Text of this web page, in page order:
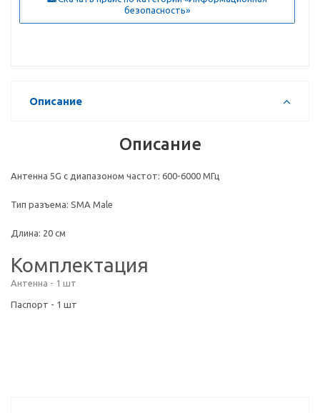
безопасность»
Описание
Описание
Антенна 5G c диапазоном частот: 600-6000 МГц
Тип разъема: SMA Male
Длина: 20 см
Комплектация
Антенна - 1 шт
Паспорт - 1 шт